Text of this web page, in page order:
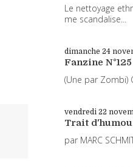
Le nettoyage
me scandalise...
dimanche 24
Fanzine
(Une par Zombi)
vendredi 22
Trait
par MARC